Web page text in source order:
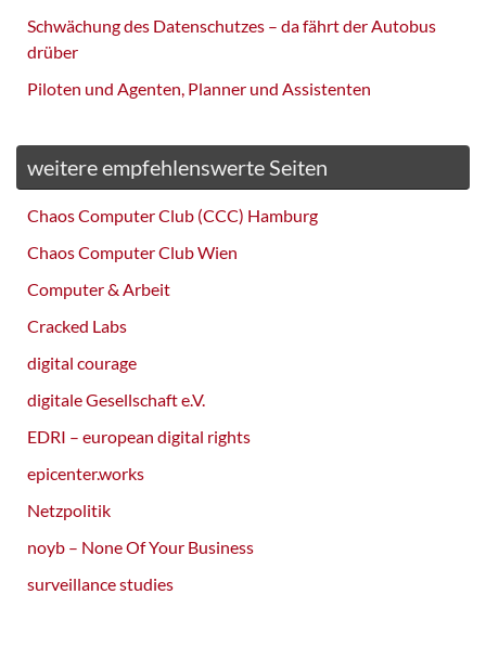
Schwächung des Datenschutzes – da fährt der Autobus
drüber
Piloten und Agenten, Planner und Assistenten
weitere empfehlenswerte Seiten
Chaos Computer Club (CCC) Hamburg
Chaos Computer Club Wien
Computer & Arbeit
Cracked Labs
digital courage
digitale Gesellschaft e.V.
EDRI – european digital rights
epicenter.works
Netzpolitik
noyb – None Of Your Business
surveillance studies